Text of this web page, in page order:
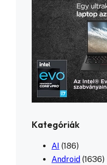
Kategóriák
AI (186)
Android (1636)